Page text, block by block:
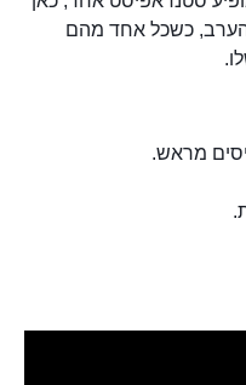
כשכל אחד מהם
מראש.